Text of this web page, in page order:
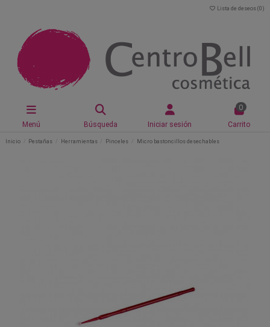
Lista de deseos (0 )
Menú Búsqueda Iniciar sesión
0
Carrito
Inicio Pestañas Herramientas Pinceles Micro bastoncillos desechables